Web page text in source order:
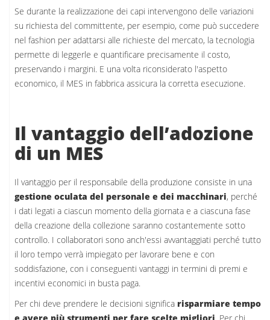
Se durante la realizzazione dei capi intervengono delle variazioni
su richiesta del committente, per esempio, come può succedere
nel fashion per adattarsi alle richieste del mercato, la tecnologia
permette di leggerle e quantificare precisamente il costo,
preservando i margini. E una volta riconsiderato l'aspetto
economico, il MES in fabbrica assicura la corretta esecuzione.
Il vantaggio dell’adozione
di un MES
Il vantaggio per il responsabile della produzione consiste in una
gestione oculata del personale e dei macchinari, perché
i dati legati a ciascun momento della giornata e a ciascuna fase
della creazione della collezione saranno costantemente sotto
controllo. I collaboratori sono anch'essi avvantaggiati perché tutto
il loro tempo verrà impiegato per lavorare bene e con
soddisfazione, con i conseguenti vantaggi in termini di premi e
incentivi economici in busta paga.
Per chi deve prendere le decisioni significa risparmiare tempo
e avere più strumenti per fare scelte migliori . Per chi